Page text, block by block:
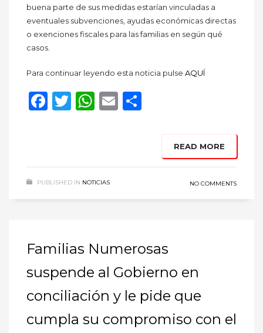
buena parte de sus medidas estarían vinculadas a
eventuales subvenciones, ayudas económicas directas
o exenciones fiscales para las familias en según qué
casos.
Para continuar leyendo esta noticia pulse AQUÍ
Facebook
Twitter
WhatsApp
Email
READ MORE
PUBLISHED IN NOTICIAS NO COMMENTS
Familias Numerosas
suspende al Gobierno en
conciliación y le pide que
cumpla su compromiso con el